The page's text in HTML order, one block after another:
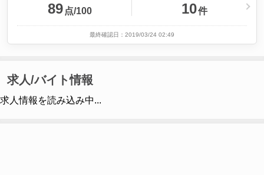
89 点/100 10件
最終確認日：2019/03/24 02:49
求人/バイト情報
求人情報を読み込み中...